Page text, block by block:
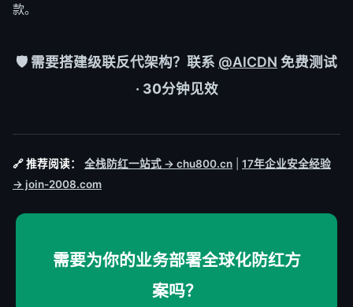
款。
🛡️ 需要搭建级联反代架构？联系 @AICDN 免费测试
· 30分钟见效
🔗 推荐阅读： 全栈防红一站式 → chu800.cn
17年企业安全经验
→ join-2008.com
需要为你的业务部署全球化防红方
案吗？